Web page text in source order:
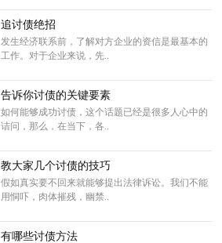
追讨债绝招
发生经济联系前，了解对方企业的资信是最基本的
工作。对于企业来说，先..
告诉你讨债的关键要素
如何能够成功讨债，这个话题已经是很多人心中的
诘问，那么，在当下，各..
教大家几个讨债的技巧
假如真实要不回来就能够提出法律诉讼。我们不能
用恫吓，肉体摧残，幽禁..
有哪些讨债方法